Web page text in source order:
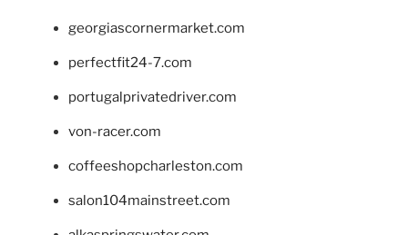
georgiascornermarket.com
perfectfit24-7.com
portugalprivatedriver.com
von-racer.com
coffeeshopcharleston.com
salon104mainstreet.com